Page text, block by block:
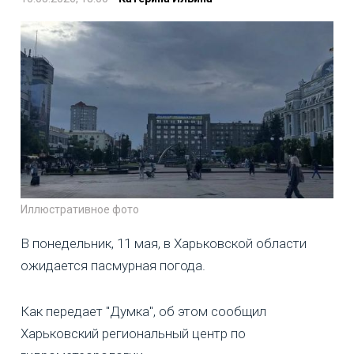
Иллюстративное фото
В понедельник, 11 мая, в Харьковской области
ожидается пасмурная погода.
Как передает "Думка", об этом сообщил
Харьковский региональный центр по